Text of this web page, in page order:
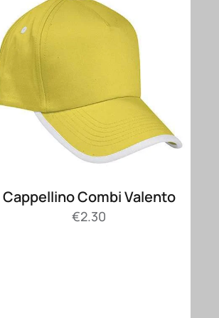
Cappellino Combi Valento
€2.30